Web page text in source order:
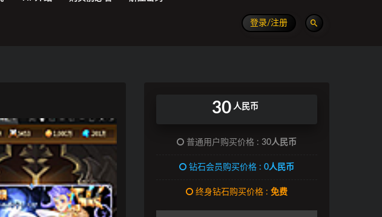
登录/注册
30 人民币
普通用户购买价格 : 30人民币
钻石会员购买价格 : 0人民币
终身钻石购买价格 : 免费